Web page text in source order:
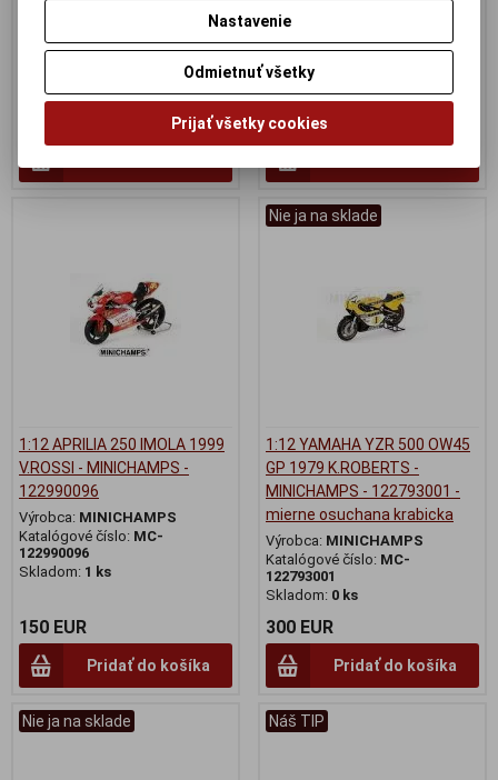
poskodena krabicka
Katalógové číslo:MC-
Skladom:
Katalógové číslo:MC-
122061033
149,95 EUR
1:12 APRILIA 250 IMOLA 1999
V.ROSSI - MINICHAMPS -
122990096
Výrobca: MINICHAMPS
Katalógové číslo: MC-
122990096
Skladom: 1 ks
150 EUR
Pridať do košíka
Nie ja na sklade
1:12 YAMAHA YZR 500 OW45
GP 1979 K.ROBERTS -
MINICHAMPS - 122793001 -
mierne osuchana krabicka
Výrobca: MINICHAMPS
Katalógové číslo: MC-
122793001
Skladom: 0 ks
300 EUR
Pridať do košíka
Nie ja na sklade Náš TIP
Nastavenie
Odmietnuť všetky
Prijať všetky cookies